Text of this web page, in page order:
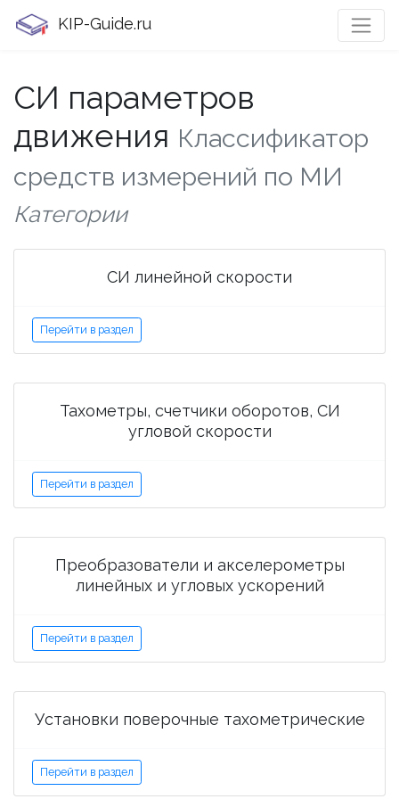
KIP-Guide.ru
СИ параметров
движения Классификатор
средств измерений по МИ
Категории
СИ линейной скорости
Перейти в раздел
Тахометры, счетчики оборотов, СИ
угловой скорости
Перейти в раздел
Преобразователи и акселерометры
линейных и угловых ускорений
Перейти в раздел
Установки поверочные тахометрические
Перейти в раздел